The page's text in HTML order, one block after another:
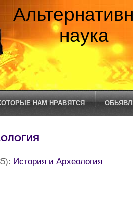
наука
НАМ НРАВЯТСЯ
История и Археология